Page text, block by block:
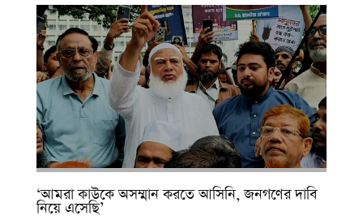
‘আমরা কাউকে অসম্মান করতে আসিনি, জনগণের দাবি
নিয়ে এসেছি’